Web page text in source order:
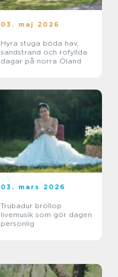
03. maj 2026
Hyra stuga böda hav,
sandstrand och rofyllda
dagar på norra Öland
03. mars 2026
Trubadur bröllop
livemusik som gör dagen
personlig